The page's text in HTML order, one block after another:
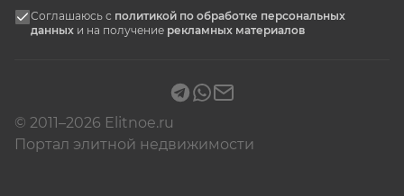
Соглашаюсь с политикой по обработке персональных
данных и на получение рекламных материалов
© 2011–2026 Elitnoe.ru
Портал элитной недвижимости